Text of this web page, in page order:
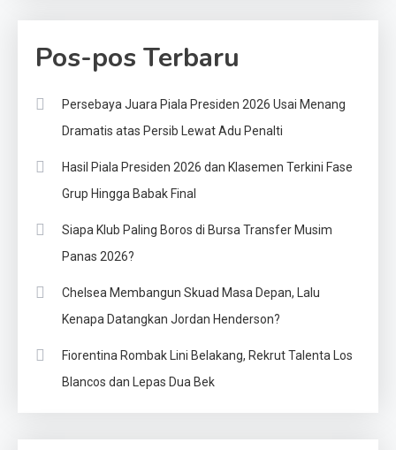
Pos-pos Terbaru
Persebaya Juara Piala Presiden 2026 Usai Menang
Dramatis atas Persib Lewat Adu Penalti
Hasil Piala Presiden 2026 dan Klasemen Terkini Fase
Grup Hingga Babak Final
Siapa Klub Paling Boros di Bursa Transfer Musim
Panas 2026?
Chelsea Membangun Skuad Masa Depan, Lalu
Kenapa Datangkan Jordan Henderson?
Fiorentina Rombak Lini Belakang, Rekrut Talenta Los
Blancos dan Lepas Dua Bek